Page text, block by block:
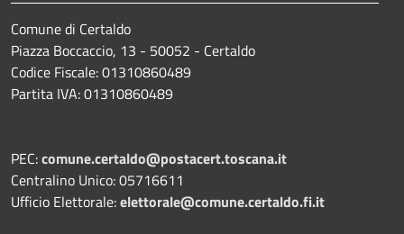
Comune di Certaldo
Piazza Boccaccio, 13 - 50052 - Certaldo
Codice Fiscale: 01310860489
Partita IVA: 01310860489
PEC:comune.certaldo@postacert.toscana.it
Centralino Unico: 05716611
Ufficio Elettorale:elettorale@comune.certaldo.fi.it